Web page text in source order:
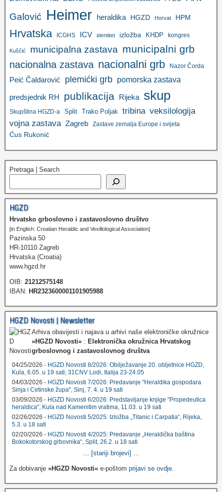
Galović Heimer heraldika HGZD Horvat HPM
Hrvatska ICGHS ICV identitet izložba KHDP kongres
Kuščić municipalna zastava municipalni grb
nacionalna zastava nacionalni grb Nazor Čorda
Peić Čaldarović plemićki grb pomorska zastava
predsjednik RH publikacija Rijeka skup
Skupština HGZD-a Split Trako Poljak tribina veksilologija
vojna zastava Zagreb Zastave zemalja Europe i svijeta
Ćus Rukonić
Pretraga | Search
HGZD
Hrvatsko grboslovno i zastavoslovno društvo
[in English: Croatian Heraldic and Vexillological Association]
Pazinska 50
HR-10110 Zagreb
Hrvatska (Croatia)
www.hgzd.hr
OIB: 21212575148
IBAN: HR2323600001101905988
HGZD Novosti | Newsletter
Arhiva obavijesti i najava u arhivi naše elektroničke okružnice
»HGZD Novosti« : Elektronička okružnica Hrvatskog
grboslovnog i zastavoslovnog društva
04/25/2026 - HGZD Novosti 8/2026: Obilježavanje 20. obljetnice HGZD,
Kula, 6.05. u 19 sati; 31CNV Lodi, Italija 23-24.05
04/03/2026 - HGZD Novosti 7/2026: Predavanje "Heraldika gospodara
Sinja i Cetinske župa", Sinj, 7. 4. u 19 sati
03/09/2026 - HGZD Novosti 6/2026: Predstavljanje knjige "Propedeutica
heraldica", Kula nad Kamenitim vratima, 11.03. u 19 sati
02/26/2026 - HGZD Novosti 5/2025: Izložba „Titanic i Carpatia“, Rijeka,
5.3. u 18 sati
02/20/2026 - HGZD Novosti 4/2025: Predavanje „Heraldička baština
Bokokotorskog grbovnika“, Split, 26.2. u 18 sati
[stariji brojevi]
Za dobivanje »HGZD Novosti« e-poštom prijavi se ovdje